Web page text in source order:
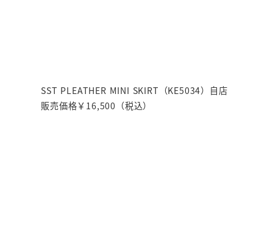
SST PLEATHER MINI SKIRT（KE5034）自店
販売価格￥16,500（税込）